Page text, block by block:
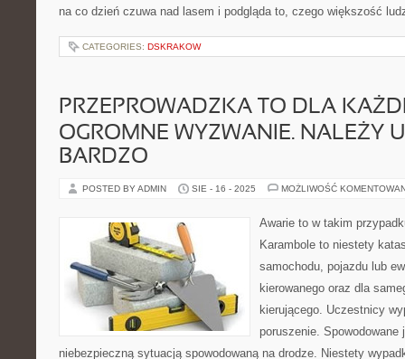
na co dzień czuwa nad lasem i podgląda to, czego większość
CATEGORIES: DSKRAKOW
PRZEPROWADZKA TO DLA
OGROMNE WYZWANIE. NALEŻY
BARDZO
POSTED BY ADMIN SIE - 16 - 2025 MOŻLIWOŚĆ
Awarie to w takim
Karambole to niestety
samochodu, pojazdu lub
kierowanego oraz dla
kierującego. Uczestnicy
poruszenie. Spowodowane
niebezpieczną sytuacją spowodowaną na drodze. Niestety